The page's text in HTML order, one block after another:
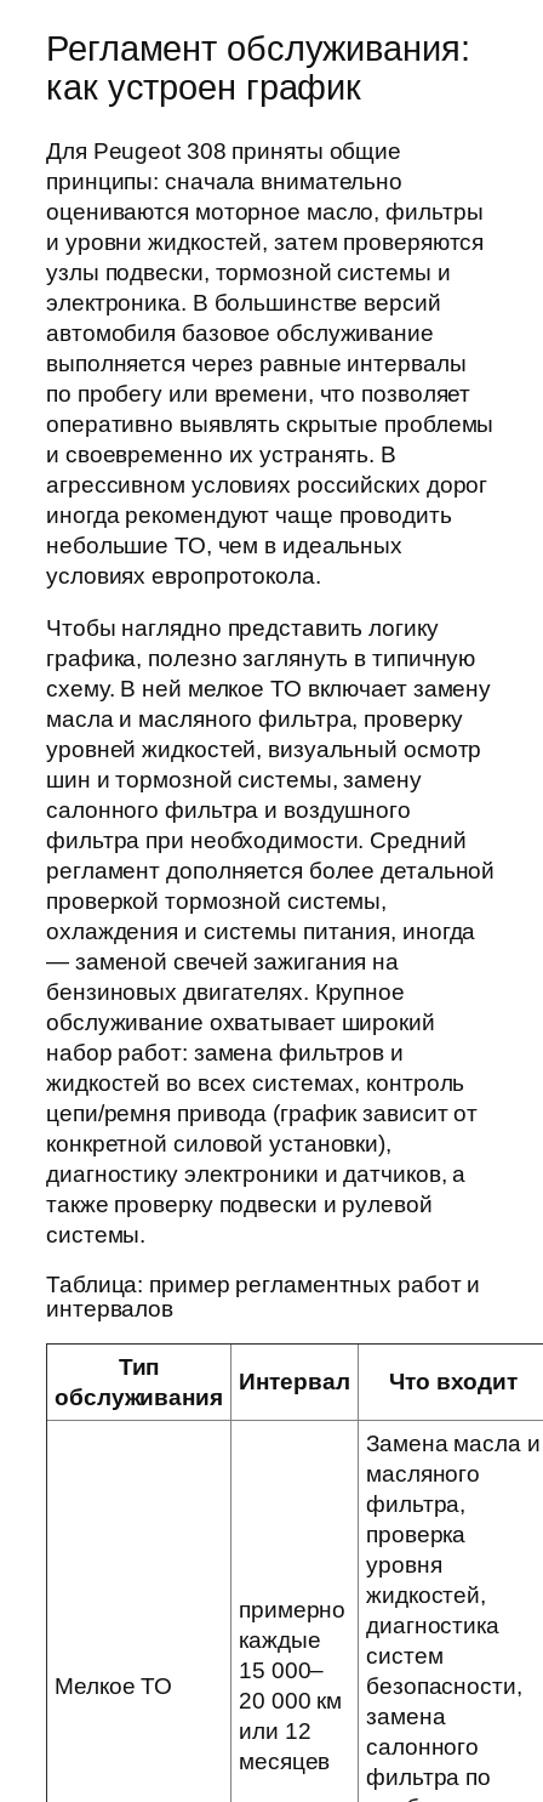
Регламент обслуживания:
как устроен график
Для Peugeot 308 приняты общие
принципы: сначала внимательно
оцениваются моторное масло, фильтры
и уровни жидкостей, затем проверяются
узлы подвески, тормозной системы и
электроника. В большинстве версий
автомобиля базовое обслуживание
выполняется через равные интервалы
по пробегу или времени, что позволяет
оперативно выявлять скрытые проблемы
и своевременно их устранять. В
агрессивном условиях российских дорог
иногда рекомендуют чаще проводить
небольшие ТО, чем в идеальных
условиях европротокола.
Чтобы наглядно представить логику
графика, полезно заглянуть в типичную
схему. В ней мелкое ТО включает замену
масла и масляного фильтра, проверку
уровней жидкостей, визуальный осмотр
шин и тормозной системы, замену
салонного фильтра и воздушного
фильтра при необходимости. Средний
регламент дополняется более детальной
проверкой тормозной системы,
охлаждения и системы питания, иногда
— заменой свечей зажигания на
бензиновых двигателях. Крупное
обслуживание охватывает широкий
набор работ: замена фильтров и
жидкостей во всех системах, контроль
цепи/ремня привода (график зависит от
конкретной силовой установки),
диагностику электроники и датчиков, а
также проверку подвески и рулевой
системы.
Таблица: пример регламентных работ и
интервалов
Тип
обслуживания
Интервал Что входит
Мелкое ТО
примерно
каждые
15 000–
20 000 км
или 12
месяцев
Замена масла и
масляного
фильтра,
проверка
уровня
жидкостей,
диагностика
систем
безопасности,
замена
салонного
фильтра по